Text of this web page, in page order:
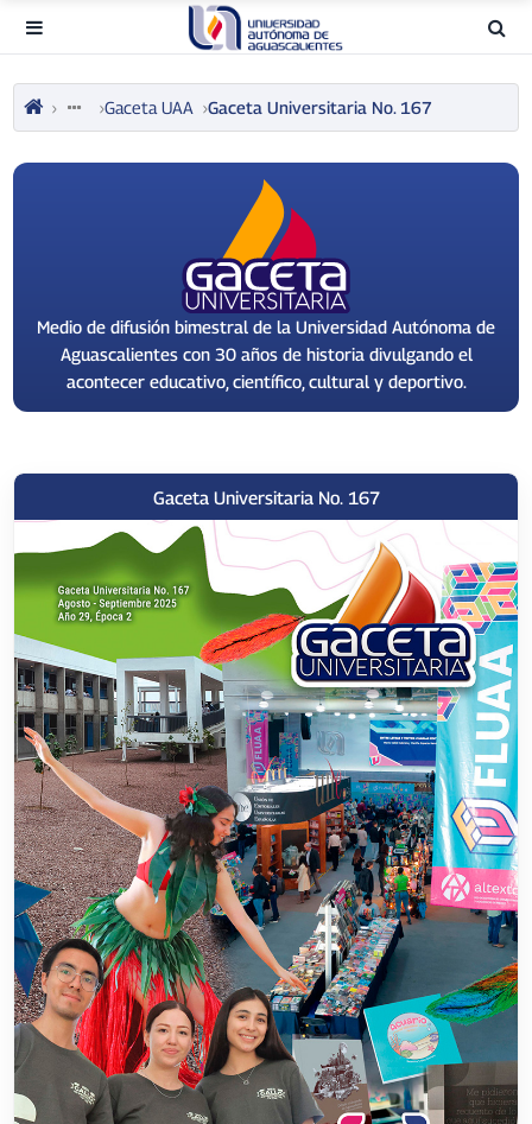
Gaceta UAA Gaceta Universitaria No. 167
Medio de difusión bimestral de la Universidad Autónoma de
Aguascalientes con 30 años de historia divulgando el
acontecer educativo, científico, cultural y deportivo.
Gaceta Universitaria No. 167